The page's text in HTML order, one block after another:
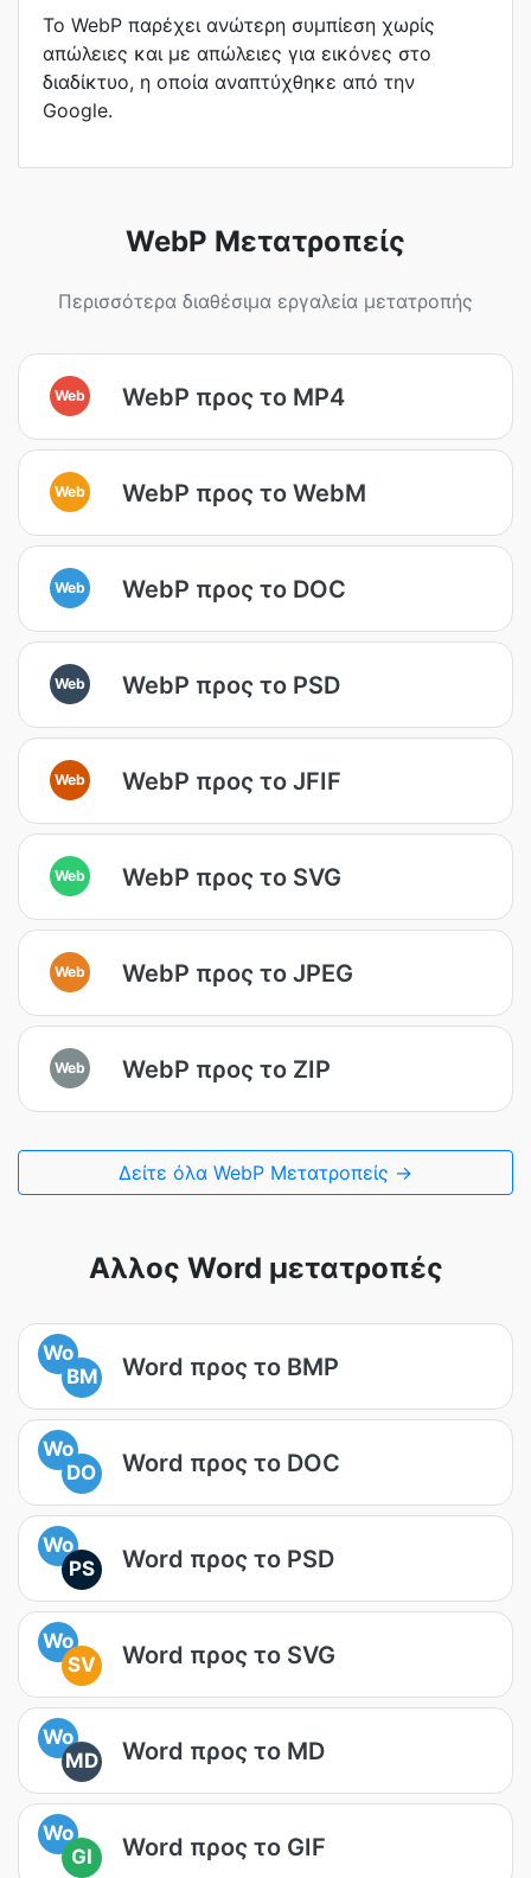
Το WebP παρέχει ανώτερη συμπίεση χωρίς
απώλειες και με απώλειες για εικόνες στο
διαδίκτυο, η οποία αναπτύχθηκε από την
Google.
WebP Μετατροπείς
Περισσότερα διαθέσιμα εργαλεία μετατροπής
Web WebP προς το MP4
Web WebP προς το WebM
Web WebP προς το DOC
Web WebP προς το PSD
Web WebP προς το JFIF
Web WebP προς το SVG
Web WebP προς το JPEG
Web WebP προς το ZIP
Δείτε όλα WebP Μετατροπείς →
Αλλος Word μετατροπές
Wo
BM
Word προς το BMP
Wo
DO
Word προς το DOC
Wo
PS
Word προς το PSD
Wo
SV
Word προς το SVG
Wo
MD
Word προς το MD
Wo
GI
Word προς το GIF